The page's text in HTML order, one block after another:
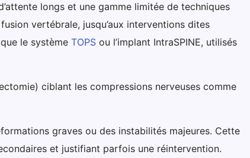
longs et une gamme limitée de techniques
vertébrale, jusqu’aux interventions dites
le systèmeTOPS ou l’implant IntraSPINE, utilisés
ciblant les compressions nerveuses comme
graves ou des instabilités majeures. Cette
et justifiant parfois une réintervention.